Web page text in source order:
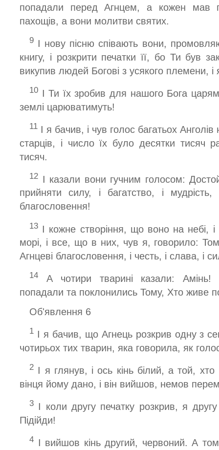
попадали перед Агнцем, а кожен мав
пахощів, а вони молитви святих.
9 І нову пісню співають вони,
книгу, і розкрити печатки її, бо Ти був
викупив людей Богові з усякого племени, і
10 І Ти їх зробив для нашого Бога
землі царюватимуть!
11 І я бачив, і чув голос багатьох
старців, і число їх було десятки тисяч
тисяч.
12 І казали вони гучним голосом:
прийняти силу, і багатство, і
благословення!
13 І кожне створіння, що воно на небі,
морі, і все, що в них, чув я, говорило:
Агнцеві благословення, і честь, і слава, і
14 А чотири тварині казали: Амінь!
попадали та поклонились Тому, Хто живе
Об'явлення 6
1 І я бачив, що Агнець розкрив одну з
чотирьох тих тварин, яка говорила, як
2 І я глянув, і ось кінь білий, а той,
вінця йому дано, і він вийшов, немов
3 І коли другу печатку розкрив, я
Підійди!
4 І вийшов кінь другий, червоний. А